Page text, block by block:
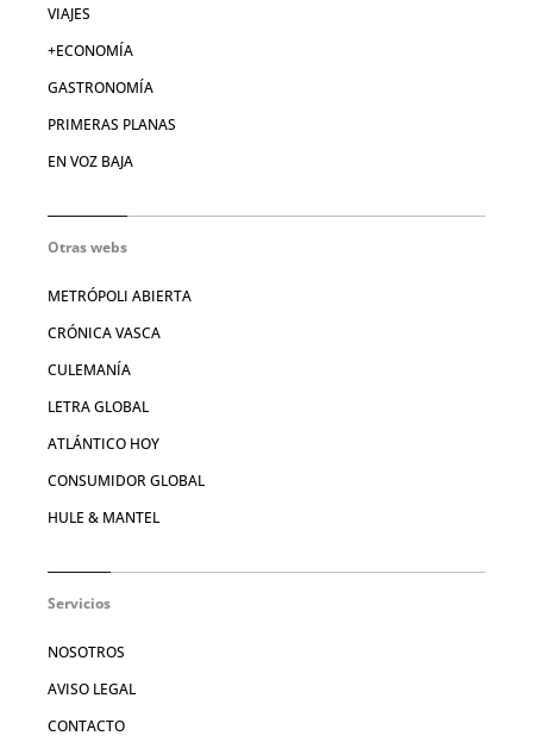
VIAJES
+ECONOMÍA
GASTRONOMÍA
PRIMERAS PLANAS
EN VOZ BAJA
Otras webs
METRÓPOLI ABIERTA
CRÓNICA VASCA
CULEMANÍA
LETRA GLOBAL
ATLÁNTICO HOY
CONSUMIDOR GLOBAL
HULE & MANTEL
Servicios
NOSOTROS
AVISO LEGAL
CONTACTO